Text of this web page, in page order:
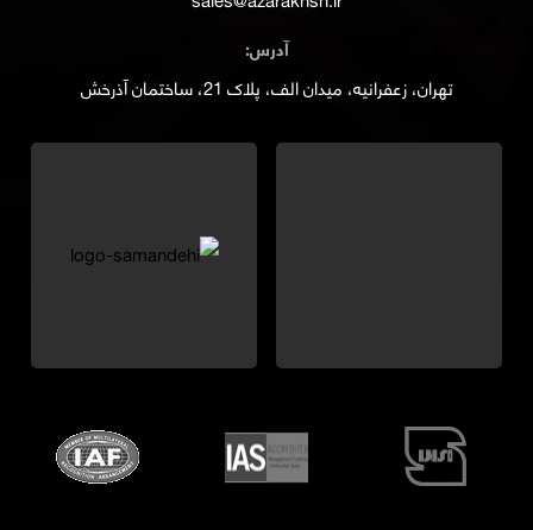
آدرس:
تهران، زعفرانیه، میدان الف، پلاک 21، ساختمان آذرخش